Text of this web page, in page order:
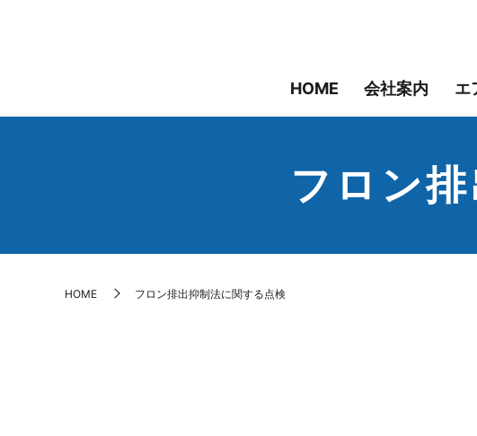
HOME 会社案内 エ
フロン
HOME フロン排出抑制法に関する点検